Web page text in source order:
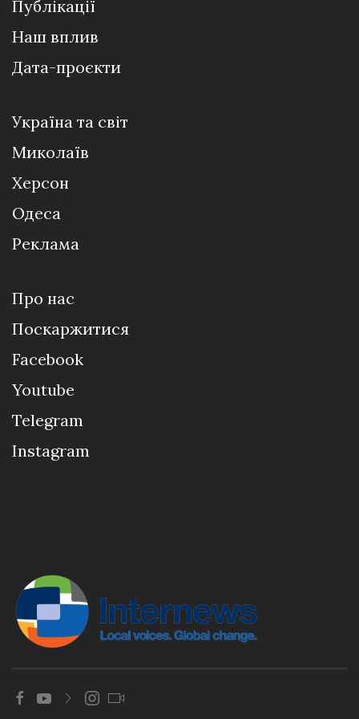
Публікації
Наш вплив
Дата-проєкти
Україна та світ
Миколаїв
Херсон
Одеса
Реклама
Про нас
Поскаржитися
Facebook
Youtube
Telegram
Instagram